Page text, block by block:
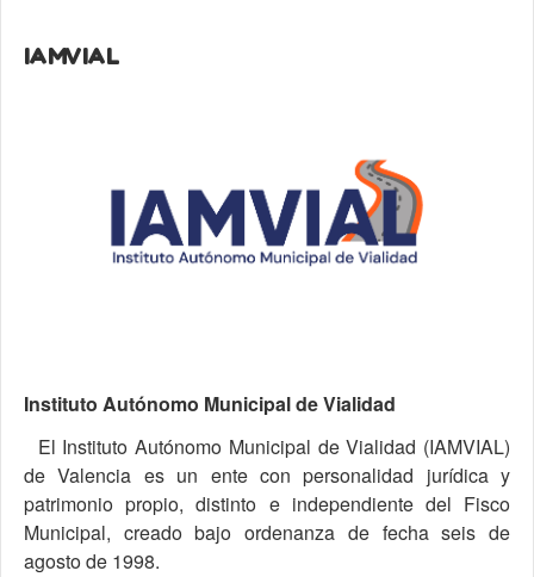
IAMVIAL
Instituto Autónomo Municipal de Vialidad
El Instituto Autónomo Municipal de Vialidad (IAMVIAL)
de Valencia es un ente con personalidad jurídica y
patrimonio propio, distinto e independiente del Fisco
Municipal, creado bajo ordenanza de fecha seis de
agosto de 1998.